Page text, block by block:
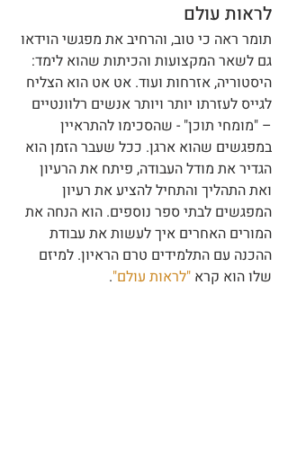
לראות עולם
תומר ראה כי טוב, והרחיב את מפגשי הוידאו
גם לשאר המקצועות והכיתות שהוא לימד:
היסטוריה, אזרחות ועוד. אט אט הוא הצליח
לגייס לעזרתו יותר ויותר אנשים רלוונטיים
– "מומחי תוכן" - שהסכימו להתראיין
במפגשים שהוא ארגן. ככל שעבר הזמן הוא
הגדיר את מודל העבודה, פיתח את הרעיון
ואת התהליך והתחיל להציע את רעיון
המפגשים לבתי ספר נוספים. הוא הנחה את
המורים האחרים איך לעשות את עבודת
ההכנה עם התלמידים טרם הראיון. למיזם
שלו הוא קרא "לראות עולם".